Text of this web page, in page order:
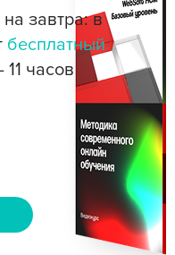
завтра: в
бесплатный
11 часов